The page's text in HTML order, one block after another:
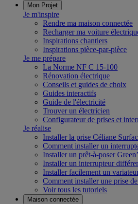
Mon Projet
Je m'inspire
Rendre ma maison connectée
Recharger ma voiture
Inspirations chantiers
Inspirations pièce-par-pièce
Je me prépare
La Norme NF C 15-100
Rénovation électrique
Conseils et guides de choix
Guides interactifs
Guide de l'électricité
Trouver un électricien
Configurateur de prises et
Je réalise
Installer la prise Céliane
Comment installer un
Installer un prêt-à-poser
Installer un interrupteur
Installer facilement un
Comment installer une prise
Voir tous les tutoriels
Maison connectée